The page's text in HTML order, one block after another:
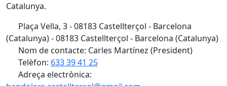
Catalunya.
Plaça Vella, 3 - 08183 Castellterçol - Barcelona
(Catalunya) - 08183 Castellterçol - Barcelona (Catalunya)
Nom de contacte: Carles Martínez (President)
Telèfon: 633 39 41 25
Adreça electrònica: